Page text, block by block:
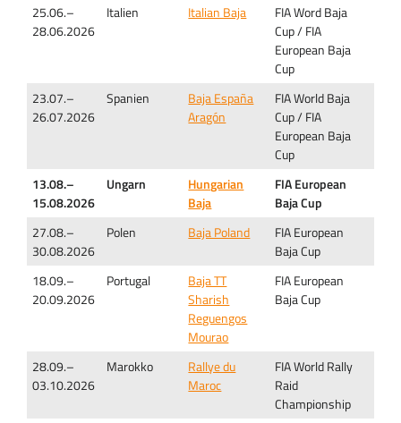
25.06.–
28.06.2026
Italien Italian Baja
FIA Word Baja
Cup / FIA
European Baja
Cup
23.07.–
26.07.2026
Spanien
Baja España
Aragón
FIA World Baja
Cup / FIA
European Baja
Cup
13.08.–
15.08.2026
Ungarn
Hungarian
Baja
FIA European
Baja Cup
27.08.–
30.08.2026
Polen Baja Poland
FIA European
Baja Cup
18.09.–
20.09.2026
Portugal
Baja TT
Sharish
Reguengos
Mourao
FIA European
Baja Cup
28.09.–
03.10.2026
Marokko
Rallye du
Maroc
FIA World Rally
Raid
Championship